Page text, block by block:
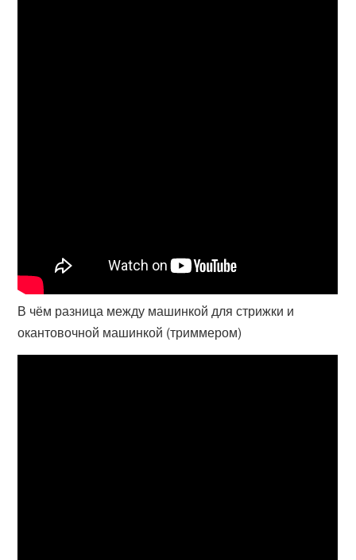
В чём разница между машинкой для стрижки и
окантовочной машинкой (триммером)